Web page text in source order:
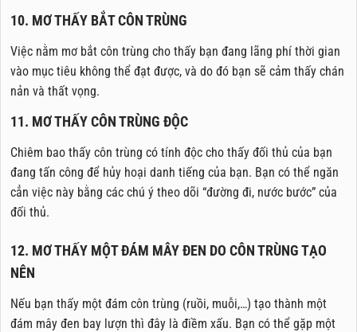
10. MƠ THẤY BẮT CÔN TRÙNG
Việc nằm mơ bắt côn trùng cho thấy bạn đang lãng phí thời gian
vào mục tiêu không thể đạt được, và do đó bạn sẽ cảm thấy chán
nản và thất vọng.
11. MƠ THẤY CÔN TRÙNG ĐỘC
Chiêm bao thấy côn trùng có tính độc cho thấy đối thủ của bạn
đang tấn công để hủy hoại danh tiếng của bạn. Bạn có thể ngăn
cẳn việc này bằng các chú ý theo dõi “đường đi, nước bước” của
đối thủ.
12. MƠ THẤY MỘT ĐÁM MÂY ĐEN DO CÔN TRÙNG TẠO
NÊN
Nếu bạn thấy một đám côn trùng (ruồi, muỗi,…) tạo thành một
đám mây đen bay lượn thì đây là điềm xấu. Bạn có thể gặp một